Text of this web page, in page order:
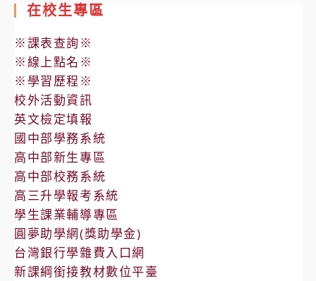
在校生專區
※課表查詢※
※線上點名※
※學習歷程※
校外活動資訊
英文檢定填報
國中部學務系統
高中部新生專區
高中部校務系統
高三升學報考系統
學生課業輔導專區
圓夢助學網(獎助學金)
台灣銀行學雜費入口網
新課綱銜接教材數位平臺